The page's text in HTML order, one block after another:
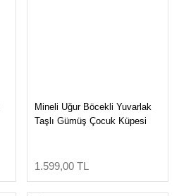
Mineli Uğur Böcekli Yuvarlak
Taşlı Gümüş Çocuk Küpesi
1.599,00 TL